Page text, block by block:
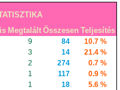
Megtalált Összesen Teljesítés
9 84
10.7 %
3 14
21.4 %
2 274
0.7 %
1 117
0.9 %
1 18
5.6 %